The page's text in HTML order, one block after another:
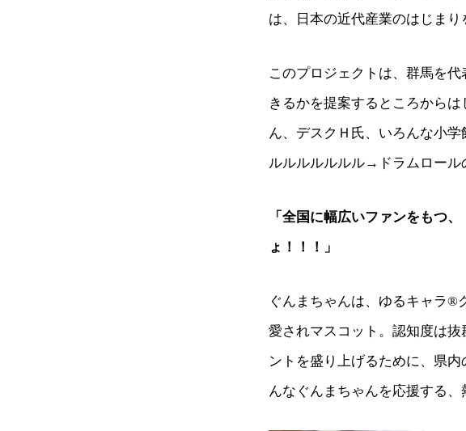
は、日本の近代産業のはじまり
このプロジェクトは、群馬を
きるかを提案するところから
ん、デスクＨ氏、いろんな小
ルルルルルルル→ドラムロール
「全国に幅広いファンをもつ
ょ！！！」
ぐんまちゃんは、ゆるキャラ®
愛されマスコット。認知度は
ントを盛り上げるために、県
んなぐんまちゃんを応援する